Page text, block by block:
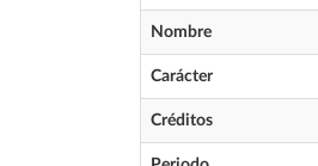
Nombre
Carácter
Créditos